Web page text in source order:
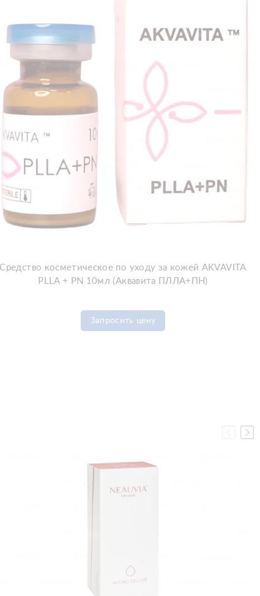
Средство косметическое по уходу за кожей AKVAVITA
PLLA + PN 10мл (Аквавита ПЛЛА+ПН)
Запросить цену